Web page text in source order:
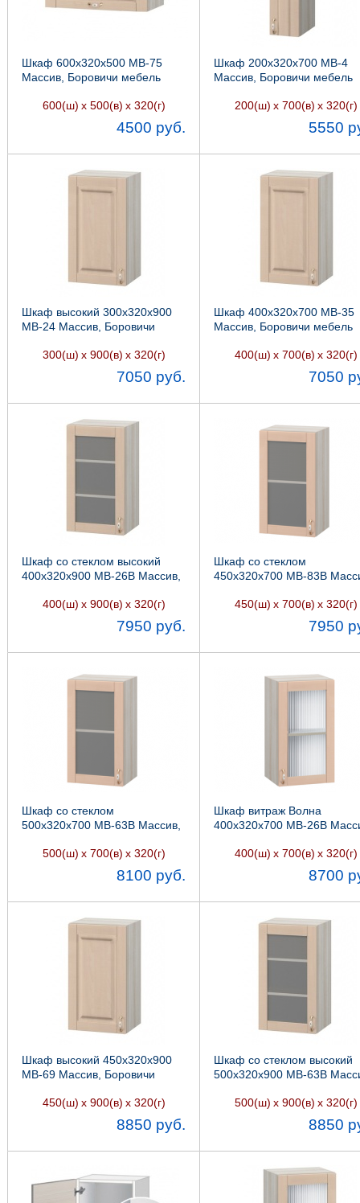
Шкаф 600х320х500 МВ-75
Массив, Боровичи мебель
600(ш) х 500(в) х 320(г)
4500 руб.
Шкаф 200х320х700 МВ-4
Массив, Боровичи мебель
200(ш) х 700(в) х 320(г)
5550
Шкаф высокий 300х320х900
МВ-24 Массив, Боровичи
300(ш) х 900(в) х 320(г)
7050 руб.
Шкаф 400х320х700 МВ-35
Массив, Боровичи мебель
400(ш) х 700(в) х 320(г)
7050
Шкаф со стеклом высокий
400х320х900 МВ-26В Массив,
400(ш) х 900(в) х 320(г)
7950 руб.
Шкаф со стеклом
450х320х700 МВ-83В
450(ш) х 700(в) х 320(г)
7950
Шкаф со стеклом
500х320х700 МВ-63В Массив,
500(ш) х 700(в) х 320(г)
8100 руб.
Шкаф витраж Волна
400х320х700 МВ-26В
400(ш) х 700(в) х 320(г)
8700
Шкаф высокий 450х320х900
МВ-69 Массив, Боровичи
450(ш) х 900(в) х 320(г)
8850 руб.
Шкаф со стеклом высокий
500х320х900 МВ-63В
500(ш) х 900(в) х 320(г)
8850